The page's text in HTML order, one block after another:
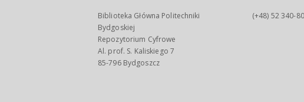
Biblioteka Główna Politechniki
Bydgoskiej
Repozytorium Cyfrowe
Al. prof. S. Kaliskiego 7
85-796 Bydgoszcz
(+48) 52 340-